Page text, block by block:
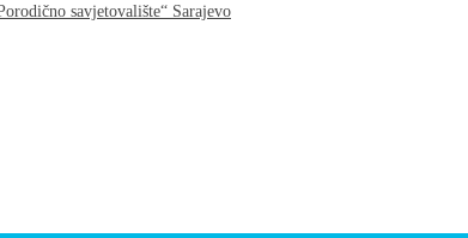
savjetovalište“ Sarajevo